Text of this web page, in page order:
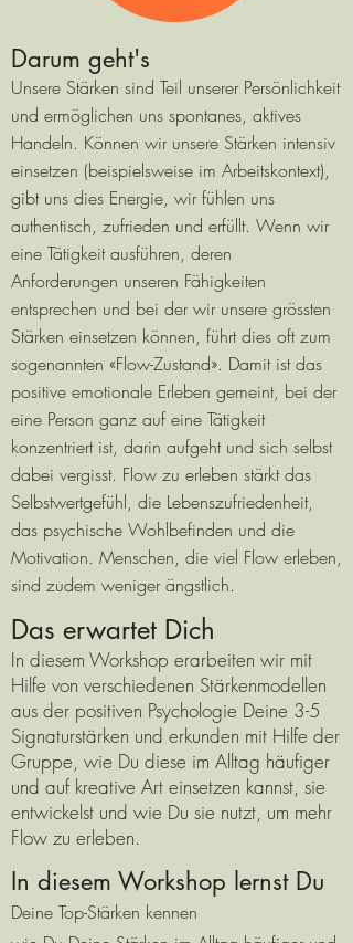
Darum geht's
Unsere Stärken sind Teil unserer Persönlichkeit
und ermöglichen uns spontanes, aktives
Handeln. Können wir unsere Stärken intensiv
einsetzen (beispielsweise im Arbeitskontext),
gibt uns dies Energie, wir fühlen uns
authentisch, zufrieden und erfüllt. Wenn wir
eine Tätigkeit ausführen, deren
Anforderungen unseren Fähigkeiten
entsprechen und bei der wir unsere grössten
Stärken einsetzen können, führt dies oft zum
sogenannten «Flow-Zustand». Damit ist das
positive emotionale Erleben gemeint, bei der
eine Person ganz auf eine Tätigkeit
konzentriert ist, darin aufgeht und sich selbst
dabei vergisst. Flow zu erleben stärkt das
Selbstwertgefühl, die Lebenszufriedenheit,
das psychische Wohlbefinden und die
Motivation. Menschen, die viel Flow erleben,
sind zudem weniger ängstlich.
Das erwartet Dich
In diesem Workshop erarbeiten wir mit
Hilfe von verschiedenen Stärkenmodellen
aus der positiven Psychologie Deine 3-5
Signaturstärken und erkunden mit Hilfe der
Gruppe, wie Du diese im Alltag häufiger
und auf kreative Art einsetzen kannst, sie
entwickelst und wie Du sie nutzt, um mehr
Flow zu erleben.
In diesem Workshop lernst Du
Deine Top-Stärken kennen